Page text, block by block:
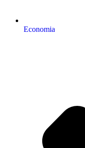
Economia